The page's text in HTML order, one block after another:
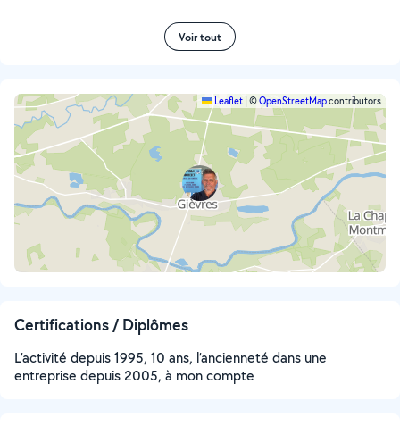
Voir tout
Leaflet ©OpenStreetMapcontributors
Certifications / Diplômes
L’activité depuis 1995, 10 ans, l’ancienneté dans une
entreprise depuis 2005, à mon compte